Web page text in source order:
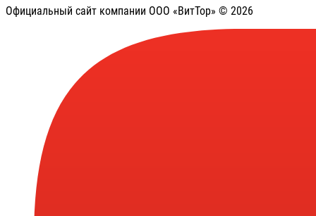
Официальный сайт компании ООО «ВитТор» © 2026